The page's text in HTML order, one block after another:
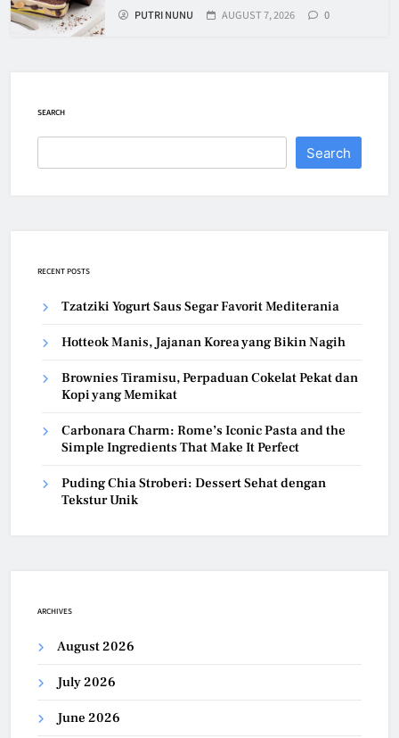
PUTRI NUNU AUGUST 7, 2026 0
SEARCH
Search
RECENT POSTS
Tzatziki Yogurt Saus Segar Favorit Mediterania
Hotteok Manis, Jajanan Korea yang Bikin Nagih
Brownies Tiramisu, Perpaduan Cokelat Pekat dan
Kopi yang Memikat
Carbonara Charm: Rome’s Iconic Pasta and the
Simple Ingredients That Make It Perfect
Puding Chia Stroberi: Dessert Sehat dengan
Tekstur Unik
ARCHIVES
August 2026
July 2026
June 2026